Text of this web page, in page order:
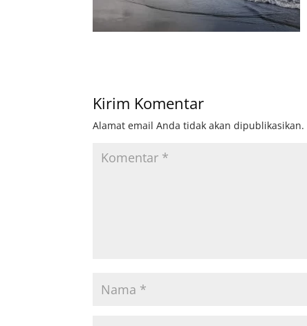
Kirim Komentar
Alamat email Anda tidak akan dipublikasikan.